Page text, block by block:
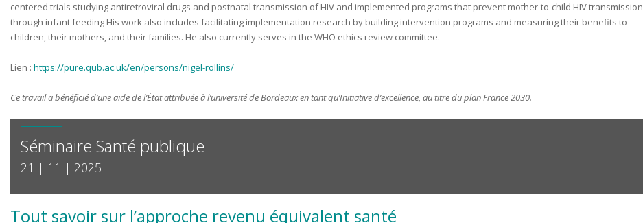
centered trials studying antiretroviral drugs and postnatal transmission of HIV and implemented programs that prevent mother-to-child HIV transmission
through infant feeding His work also includes facilitating implementation research by building intervention programs and measuring their benefits to
children, their mothers, and their families. He also currently serves in the WHO ethics review committee.
Lien : https://pure.qub.ac.uk/en/persons/nigel-rollins/
Ce travail a bénéficié d’une aide de l’État attribuée à l’université de Bordeaux en tant qu’Initiative d’excellence, au titre du plan France 2030.
Séminaire Santé publique
21 | 11 | 2025
Tout savoir sur l’approche revenu équivalent santé